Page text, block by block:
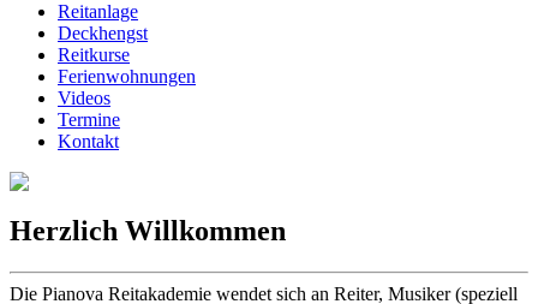
Reitanlage
Deckhengst
Reitkurse
Ferienwohnungen
Videos
Termine
Kontakt
Herzlich Willkommen
Die Pianova Reitakademie wendet sich an Reiter, Musiker (speziell